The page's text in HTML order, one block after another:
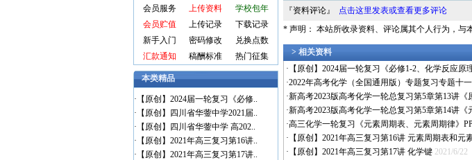
会员服务 上传资料
学校包年
会员贮值
上传记录
下载记录
新手入门
密码修改
兑换点数
汇款通知
稿酬标准 热门征集
本类精品
· 【原创】2024届一轮复习《必修..
· 【原创】四川省华蓥中学2021届..
· 【原创】四川省华蓥中学 高202..
· 【原创】2021年高三复习第16讲..
· 【原创】2021年高三复习第17讲..
『资料评论』 点击这里发表或查看更多评论
* 声明： 本站所收录资料、评论属其个人行为，与
> 相关资料
· 【原创】2024届一轮复习《必修1-2、化学反应原
·2022年高考化学（全国通用版）专题复习专题十
·新高考2023版高考化学一轮总复习第5章第13讲
·新高考2023版高考化学一轮总复习第5章第14讲
·高三化学一轮复习《元素周期表、元素周期律》
· 【原创】2021年高三复习第16讲 元素周期表和元
· 【原创】2021年高三复习第17讲 化学键 2021/6/22